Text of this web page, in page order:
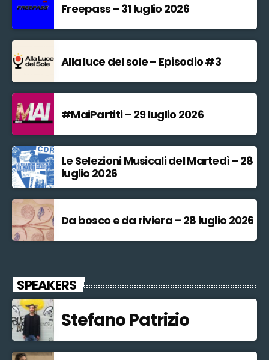
Freepass – 31 luglio 2026
Alla luce del sole – Episodio #3
#MaiPartiti – 29 luglio 2026
Le Selezioni Musicali del Martedì – 28
luglio 2026
Da bosco e da riviera – 28 luglio 2026
SPEAKERS
Stefano Patrizio